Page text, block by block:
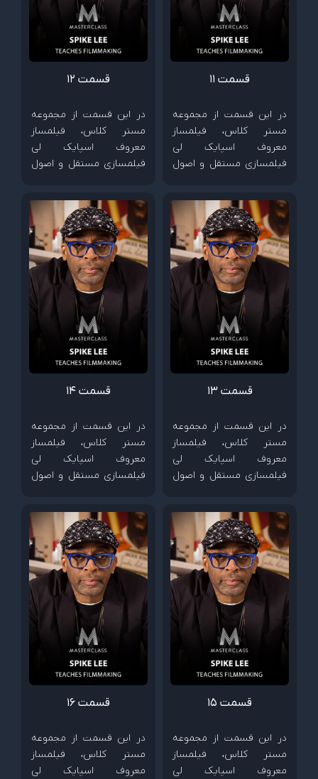
قسمت 11
در این قسمت از مجموعه
مستر کلاس، فیلمساز
معروف اسپایک لی
فیلمسازی مستقل و اصول
قسمت 12
در این قسمت از مجموعه
مستر کلاس، فیلمساز
معروف اسپایک لی
فیلمسازی مستقل و اصول
قسمت 13
در این قسمت از مجموعه
مستر کلاس، فیلمساز
معروف اسپایک لی
فیلمسازی مستقل و اصول
قسمت 14
در این قسمت از مجموعه
مستر کلاس، فیلمساز
معروف اسپایک لی
فیلمسازی مستقل و اصول
قسمت 15
در این قسمت از مجموعه
مستر کلاس، فیلمساز
معروف اسپایک لی
قسمت 16
در این قسمت از مجموعه
مستر کلاس، فیلمساز
معروف اسپایک لی